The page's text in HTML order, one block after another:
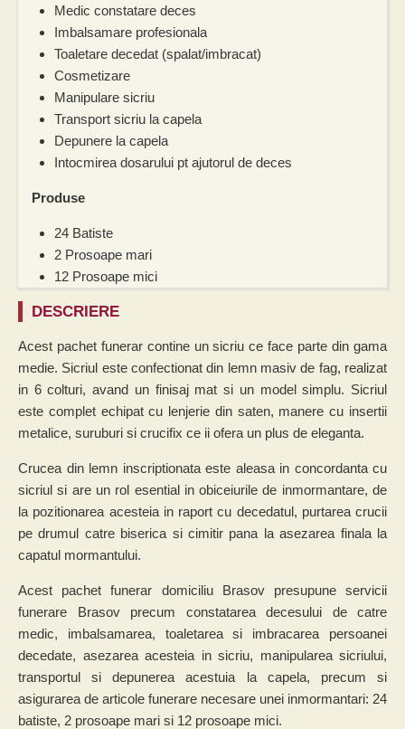
Medic constatare deces
Imbalsamare profesionala
Toaletare decedat (spalat/imbracat)
Cosmetizare
Manipulare sicriu
Transport sicriu la capela
Depunere la capela
Intocmirea dosarului pt ajutorul de deces
Produse
24 Batiste
2 Prosoape mari
12 Prosoape mici
DESCRIERE
Acest pachet funerar contine un sicriu ce face parte din gama
medie. Sicriul este confectionat din lemn masiv de fag, realizat
in 6 colturi, avand un finisaj mat si un model simplu. Sicriul
este complet echipat cu lenjerie din saten, manere cu insertii
metalice, suruburi si crucifix ce ii ofera un plus de eleganta.
Crucea din lemn inscriptionata este aleasa in concordanta cu
sicriul si are un rol esential in obiceiurile de inmormantare, de
la pozitionarea acesteia in raport cu decedatul, purtarea crucii
pe drumul catre biserica si cimitir pana la asezarea finala la
capatul mormantului.
Acest pachet funerar domiciliu Brasov presupune servicii
funerare Brasov precum constatarea decesului de catre
medic, imbalsamarea, toaletarea si imbracarea persoanei
decedate, asezarea acesteia in sicriu, manipularea sicriului,
transportul si depunerea acestuia la capela, precum si
asigurarea de articole funerare necesare unei inmormantari: 24
batiste, 2 prosoape mari si 12 prosoape mici.